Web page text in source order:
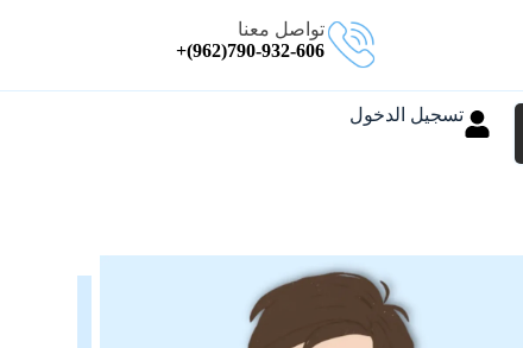
تواصل معنا
790-932-606(962)+
تسجيل الدخول